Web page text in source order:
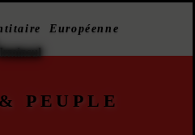
Européenne
& PEUPLE